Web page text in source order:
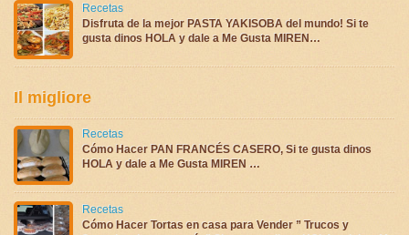
Recetas
Disfruta de la mejor PASTA YAKISOBA del mundo! Si te
gusta dinos HOLA y dale a Me Gusta MIREN…
Il migliore
Recetas
Cómo Hacer PAN FRANCÉS CASERO, Si te gusta dinos
HOLA y dale a Me Gusta MIREN …
Recetas
Cómo Hacer Tortas en casa para Vender ” Trucos y